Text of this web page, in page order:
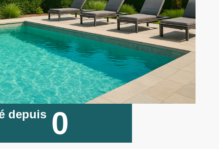
depuis 0